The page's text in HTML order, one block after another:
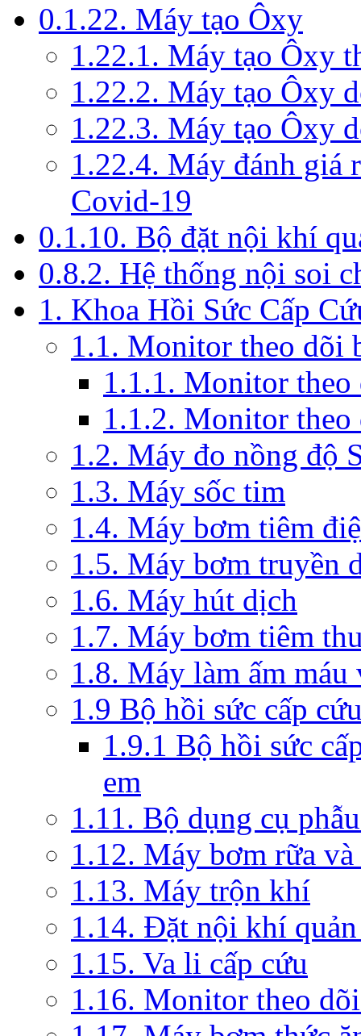
0.1.22. Máy tạo Ôxy
1.22.1. Máy tạo Ôxy
1.22.2. Máy tạo Ôxy
1.22.3. Máy tạo Ôxy
1.22.4. Máy đánh giá
Covid-19
0.1.10. Bộ đặt nội khí
0.8.2. Hệ thống nội soi
1. Khoa Hồi Sức Cấp
1.1. Monitor theo dõi
1.1.1. Monitor theo
1.1.2. Monitor
1.2. Máy đo nồng độ
1.3. Máy sốc tim
1.4. Máy bơm tiêm
1.5. Máy bơm truyền
1.6. Máy hút dịch
1.7. Máy bơm tiêm
1.8. Máy làm ấm
1.9 Bộ hồi sức cấp
1.9.1 Bộ hồi sức
em
1.11. Bộ dụng cụ
1.12. Máy bơm rữa
1.13. Máy trộn khí
1.14. Đặt nội khí
1.15. Va li cấp cứu
1.16. Monitor theo